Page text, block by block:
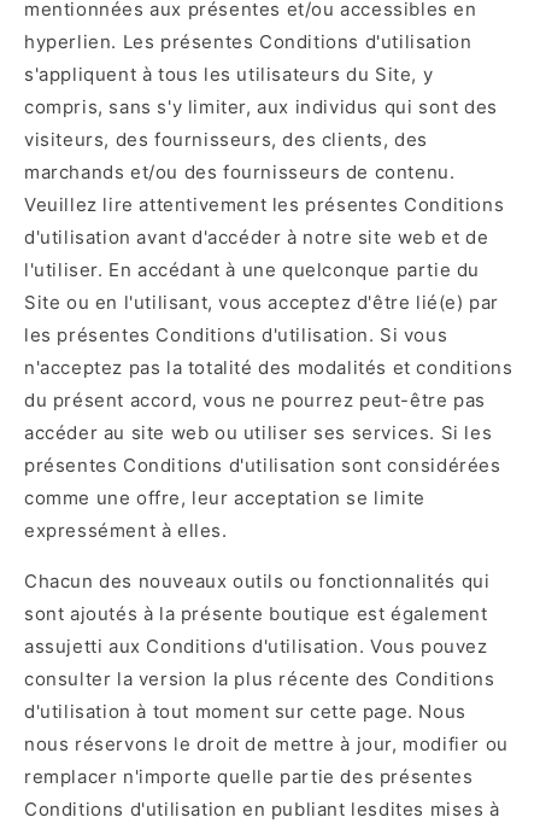
mentionnées aux présentes et/ou accessibles en
hyperlien. Les présentes Conditions d'utilisation
s'appliquent à tous les utilisateurs du Site, y
compris, sans s'y limiter, aux individus qui sont des
visiteurs, des fournisseurs, des clients, des
marchands et/ou des fournisseurs de contenu.
Veuillez lire attentivement les présentes Conditions
d'utilisation avant d'accéder à notre site web et de
l'utiliser. En accédant à une quelconque partie du
Site ou en l'utilisant, vous acceptez d'être lié(e) par
les présentes Conditions d'utilisation. Si vous
n'acceptez pas la totalité des modalités et conditions
du présent accord, vous ne pourrez peut-être pas
accéder au site web ou utiliser ses services. Si les
présentes Conditions d'utilisation sont considérées
comme une offre, leur acceptation se limite
expressément à elles.
Chacun des nouveaux outils ou fonctionnalités qui
sont ajoutés à la présente boutique est également
assujetti aux Conditions d'utilisation. Vous pouvez
consulter la version la plus récente des Conditions
d'utilisation à tout moment sur cette page. Nous
nous réservons le droit de mettre à jour, modifier ou
remplacer n'importe quelle partie des présentes
Conditions d'utilisation en publiant lesdites mises à